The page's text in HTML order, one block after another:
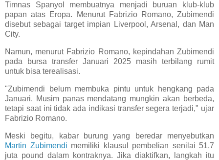
Timnas Spanyol membuatnya menjadi buruan klub-klub
papan atas Eropa. Menurut Fabrizio Romano, Zubimendi
disebut sebagai target impian Liverpool, Arsenal, dan Man
City.
Namun, menurut Fabrizio Romano, kepindahan Zubimendi
pada bursa transfer Januari 2025 masih terbilang rumit
untuk bisa terealisasi.
"Zubimendi belum membuka pintu untuk hengkang pada
Januari. Musim panas mendatang mungkin akan berbeda,
tetapi saat ini tidak ada indikasi transfer segera terjadi," ujar
Fabrizio Romano.
Meski begitu, kabar burung yang beredar menyebutkan
Martin Zubimendi memiliki klausul pembelian senilai 51,7
juta pound dalam kontraknya. Jika diaktifkan, langkah itu